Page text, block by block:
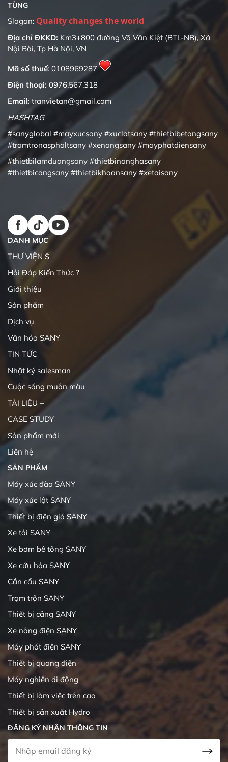
TÙNG
Slogan: Quality changes the world
Địa chỉ ĐKKD: Km3+800 đường Võ Văn Kiệt (BTL-NB), Xã
Nội Bài, Tp Hà Nội, VN
Mã số thuế: 0108969287
Điện thoại: 0976.567.318
Email: tranvietan@gmail.com
HASHTAG
#sanyglobal #mayxucsany #xuclatsany #thietbibetongsany
#tramtronasphaltsany #xenangsany #mayphatdiensany
#thietbilamduongsany #thietbinanghasany
#thietbicangsany #thietbikhoansany #xetaisany
DANH MỤC
THƯ VIỆN $
Hỏi Đáp Kiến Thức ?
Giới thiệu
Sản phẩm
Dịch vụ
Văn hóa SANY
TIN TỨC
Nhật ký salesman
Cuộc sống muôn màu
TÀI LIỆU +
CASE STUDY
Sản phẩm mới
Liên hệ
SẢN PHẨM
Máy xúc đào SANY
Máy xúc lật SANY
Thiết bị điện gió SANY
Xe tải SANY
Xe bơm bê tông SANY
Xe cứu hỏa SANY
Cần cẩu SANY
Trạm trộn SANY
Thiết bị cảng SANY
Xe nâng điện SANY
Máy phát điện SANY
Thiết bị quang điện
Máy nghiền di động
Thiết bị làm việc trên cao
Thiết bị sản xuất Hydro
ĐĂNG KÝ NHẬN THÔNG TIN